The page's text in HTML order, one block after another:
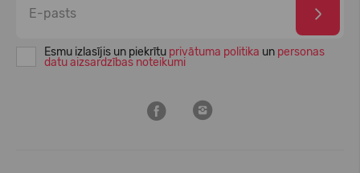
Esmu izlasījis un piekrītu privātuma politika un personas
datu aizsardzības noteikumi